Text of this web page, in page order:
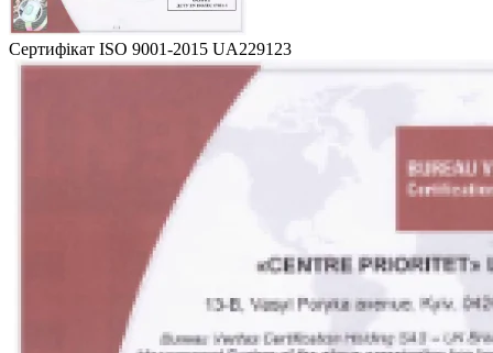
Сертифікат ISO 9001-2015 UA229123